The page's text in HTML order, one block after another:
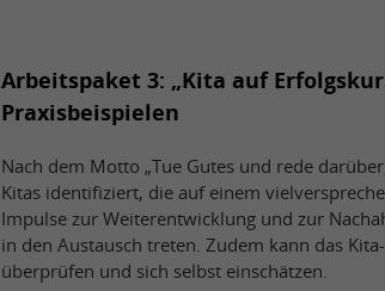
Arbeitspaket 3: „Kita auf
Praxisbeispielen
Nach dem Motto „Tue Gutes und rede
Kitas identifiziert, die auf einem
Impulse zur Weiterentwicklung und zur
in den Austausch treten. Zudem kann das
überprüfen und sich selbst einschätzen.